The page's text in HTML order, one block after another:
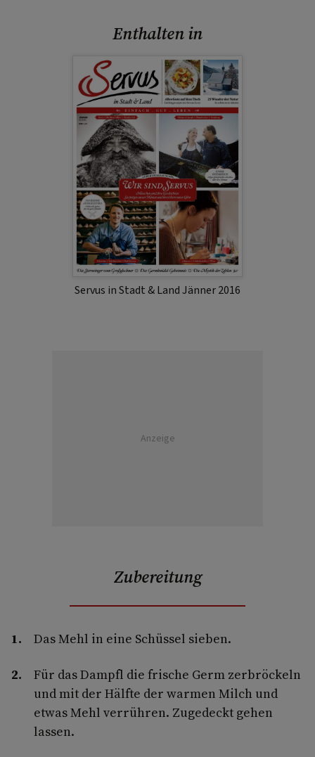
Enthalten in
Servus in Stadt & Land Jänner 2016
Anzeige
Zubereitung
Das Mehl in eine Schüssel sieben.
Für das Dampfl die frische Germ zerbröckeln
und mit der Hälfte der warmen Milch und
etwas Mehl verrühren. Zugedeckt gehen
lassen.